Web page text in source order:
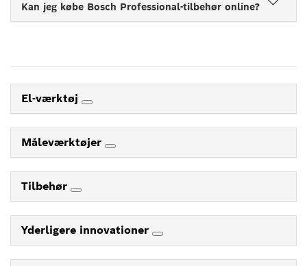
Kan jeg købe Bosch Professional-tilbehør online?
El-værktøj
Måleværktøjer
Tilbehør
Yderligere innovationer